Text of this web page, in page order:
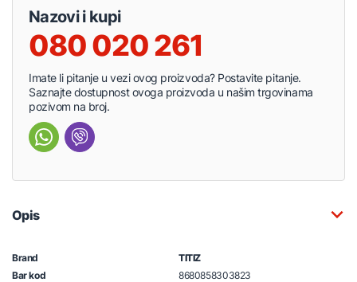
Nazovi i kupi
080 020 261
Imate li pitanje u vezi ovog proizvoda? Postavite pitanje.
Saznajte dostupnost ovoga proizvoda u našim trgovinama
pozivom na broj.
Opis
Brand
TITIZ
Bar kod
8680858303823